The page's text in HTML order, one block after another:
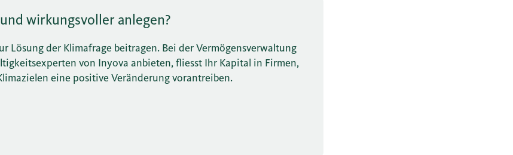
wirkungsvoller anlegen?
Lösung der Klimafrage beitragen. Bei der Vermögensverwaltung
von Inyova anbieten, fliesst Ihr Kapital in Firmen,
eine positive Veränderung vorantreiben.